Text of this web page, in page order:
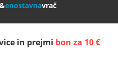
enostavnavrač
in prejmi bon za 10 €